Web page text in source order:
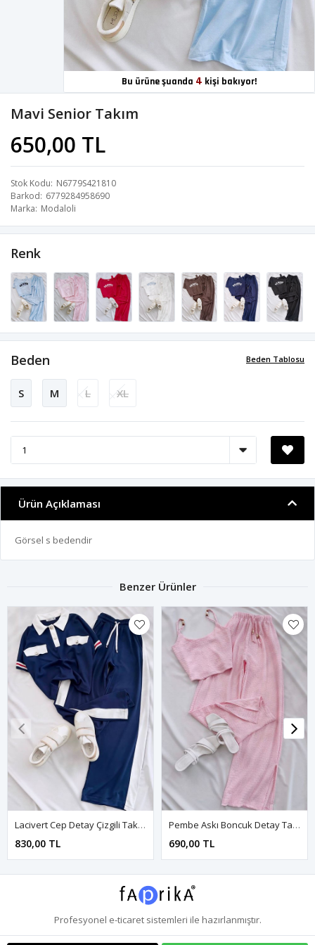
Bu ürüne şuanda 4 kişi bakıyor!
Mavi Senior Takım
650,00 TL
Stok Kodu N6779S421810
Barkod 6779284958690
Marka Modaloli
Renk
Beden Tablosu
Beden
S M L XL
Ürün Açıklaması
Görsel s bedendir
Benzer Ürünler
Lacivert Cep Detay Çizgili Takım
830,00 TL
Pembe Askı Boncuk Detay Takım
690,00 TL
Profesyonel e-ticaretsistemleri ile hazırlanmıştır.